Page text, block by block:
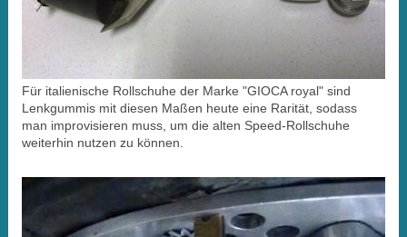
Für italienische Rollschuhe der Marke "GIOCA royal" sind
Lenkgummis mit diesen Maßen heute eine Rarität, sodass
man improvisieren muss, um die alten Speed-Rollschuhe
weiterhin nutzen zu können.